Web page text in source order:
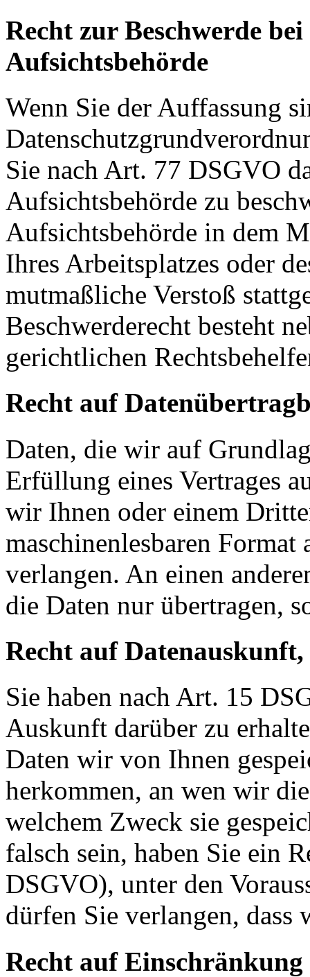
Recht zur Beschwerde
Aufsichtsbehörde
Wenn Sie der Auffassung
Sie nach Art. 77 DSGVO
Aufsichtsbehörde zu
Aufsichtsbehörde in dem
Ihres Arbeitsplatzes oder
mutmaßliche Verstoß
Beschwerderecht besteht
gerichtlichen
Recht auf
Daten, die wir auf
Erfüllung eines Vertrages
wir Ihnen oder einem
maschinenlesbaren Format
verlangen. An einen
die Daten nur übertragen,
Recht auf
Sie haben nach Art. 15
Auskunft darüber zu
Daten wir von Ihnen
herkommen, an wen wir
welchem Zweck sie
falsch sein, haben Sie ein
DSGVO), unter den
dürfen Sie verlangen, dass
Recht auf